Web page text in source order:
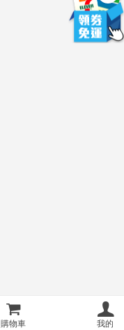
購物車 我的